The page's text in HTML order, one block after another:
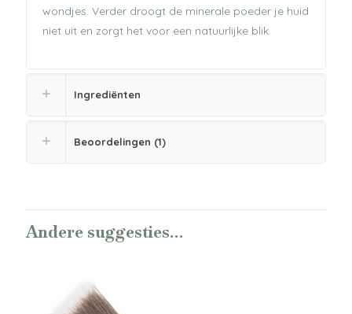
wondjes. Verder droogt de minerale poeder je huid
niet uit en zorgt het voor een natuurlijke blik.
Ingrediënten
Beoordelingen (1)
Andere suggesties…